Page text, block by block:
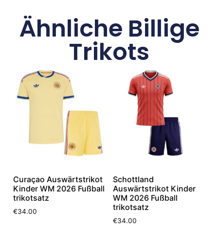
Ähnliche Billige
Trikots
Curaçao Auswärtstrikot
Kinder WM 2026 Fußball
trikotsatz
€34.00
Schottland
Auswärtstrikot Kinder
WM 2026 Fußball
trikotsatz
€34.00